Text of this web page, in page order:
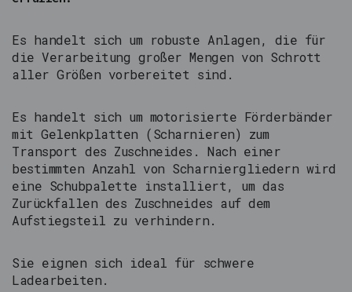
Es handelt sich um robuste Anlagen, die für
die Verarbeitung großer Mengen von Schrott
aller Größen vorbereitet sind.
Es handelt sich um motorisierte Förderbänder
mit Gelenkplatten (Scharnieren) zum
Transport des Zuschneides. Nach einer
bestimmten Anzahl von Scharniergliedern wird
eine Schubpalette installiert, um das
Zurückfallen des Zuschneides auf dem
Aufstiegsteil zu verhindern.
Sie eignen sich ideal für schwere
Ladearbeiten.